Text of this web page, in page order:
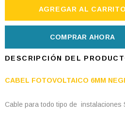
COMPRAR AHORA
DESCRIPCIÓN DEL
CABEL FOTOVOLTAICO 6MM
Cable para todo tipo de instalaciones